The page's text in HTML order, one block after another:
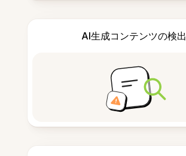
AI生成コンテンツの検出